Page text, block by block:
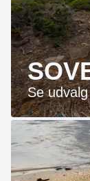
Se udvalg